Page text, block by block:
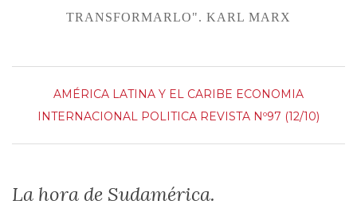
TRANSFORMARLO". KARL MARX
AMÉRICA LATINA Y EL CARIBE ECONOMIA
INTERNACIONAL POLITICA REVISTA Nº97 (12/10)
La hora de Sudamérica.